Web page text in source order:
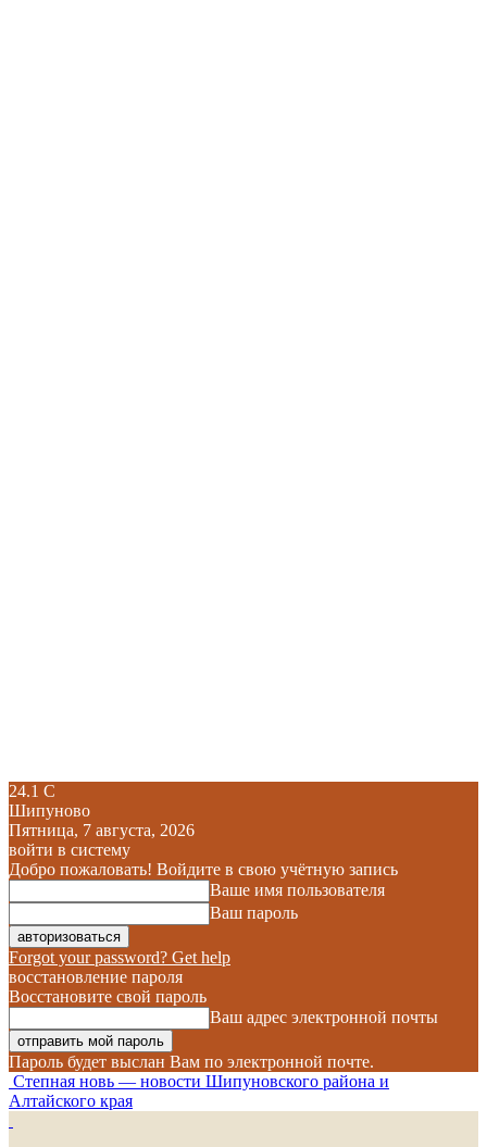
24.1 C
Шипуново
Пятница, 7 августа, 2026
войти в систему
Добро пожаловать! Войдите в свою учётную запись
Ваше имя пользователя
Ваш пароль
Forgot your password? Get help
восстановление пароля
Восстановите свой пароль
Ваш адрес электронной почты
Пароль будет выслан Вам по электронной почте.
Степная новь — новости Шипуновского района и
Алтайского края